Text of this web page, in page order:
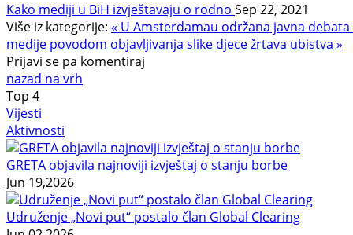
Kako mediji u BiH izvještavaju o rodno Sep 22, 2021
Više iz kategorije: « U Amsterdamau održana javna
medije povodom objavljivanja slike djece žrtava ubistva »
Prijavi se pa komentiraj
nazad na vrh
Top 4
Vijesti
Aktivnosti
GRETA objavila najnoviji izvještaj o stanju borbe
Jun 19,2026
Udruženje „Novi put“ postalo član Global Clearing